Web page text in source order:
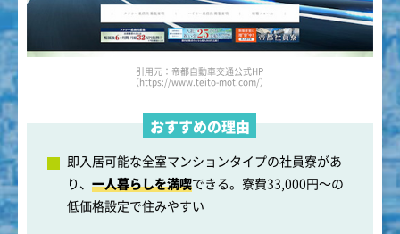
引用元：帝都自動車交通公式HP
（https://www.teito-mot.com/）
おすすめの理由
即入居可能な全室マンションタイプの社員寮があ
り、 一人暮らしを満喫できる。寮費33,000円～の
低価格設定で住みやすい